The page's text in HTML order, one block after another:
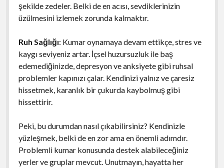
şekilde zedeler. Belki de en acısı, sevdiklerinizin
üzülmesini izlemek zorunda kalmaktır.
Ruh Sağlığı: Kumar oynamaya devam ettikçe, stres ve
kaygı seviyeniz artar. İçsel huzursuzluk ile baş
edemediğinizde, depresyon ve anksiyete gibi ruhsal
problemler kapınızı çalar. Kendinizi yalnız ve çaresiz
hissetmek, karanlık bir çukurda kaybolmuş gibi
hissettirir.
Peki, bu durumdan nasıl çıkabilirsiniz? Kendinizle
yüzleşmek, belki de en zor ama en önemli adımdır.
Problemli kumar konusunda destek alabileceğiniz
yerler ve gruplar mevcut. Unutmayın, hayatta her